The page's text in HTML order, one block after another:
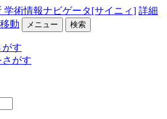
学術情報ナビゲータ[サイニィ] 詳細
動 メニュー 検索
がす
がす